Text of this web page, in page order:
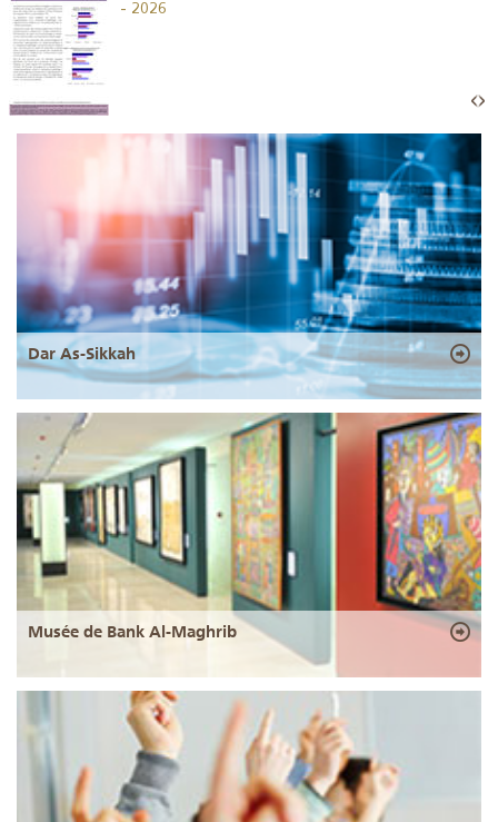
- 2026
Dar As-Sikkah
Musée de Bank Al-Maghrib